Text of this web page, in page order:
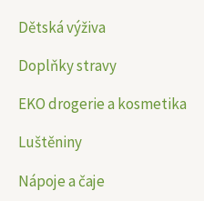
Dětská výživa
Doplňky stravy
EKO drogerie a kosmetika
Luštěniny
Nápoje a čaje